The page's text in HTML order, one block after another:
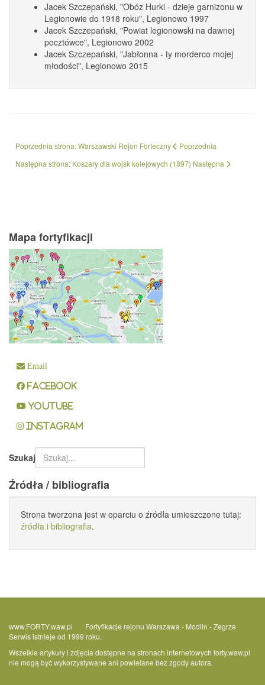
Jacek Szczepański, "Obóz Hurki - dzieje garnizonu w
Legionowie do 1918 roku", Legionowo 1997
Jacek Szczepański, "Powiat legionowski na dawnej
pocztówce", Legionowo 2002
Jacek Szczepański, "Jabłonna - ty morderco mojej
młodości", Legionowo 2015
Poprzednia strona: Warszawski Rejon Forteczny
Poprzednia
Następna strona: Koszary dla wojsk kolejowych (1897) Następna
Mapa fortyfikacji
Email
Facebook
YouTube
Instagram
Szukaj
Źródła / bibliografia
Strona tworzona jest w oparciu o źródła umieszczone tutaj:
źródła i bibliografia.
www.FORTY.waw.pl Fortyfikacje rejonu Warszawa - Modlin - Zegrze
Serwis istnieje od 1999 roku.
Wszelkie artykuły i zdjęcia dostępne na stronach internetowych forty.waw.pl
nie mogą być wykorzystywane ani powielane bez zgody autora.